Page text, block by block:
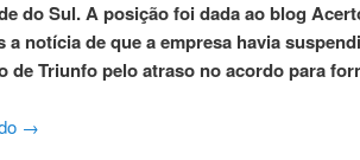
do Sul. A posição foi dada ao blog
a notícia de que a empresa havia
de Triunfo pelo atraso no acordo para
→